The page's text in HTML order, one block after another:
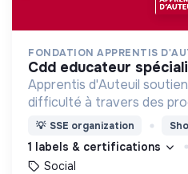
FONDATION APPRENTIS
cdd educateur
Apprentis d'Auteuil
difficulté à travers des
d’éducation, de formation
permettre de devenir des
debout.
💡 SSE organization
1 labels & certifications
Social